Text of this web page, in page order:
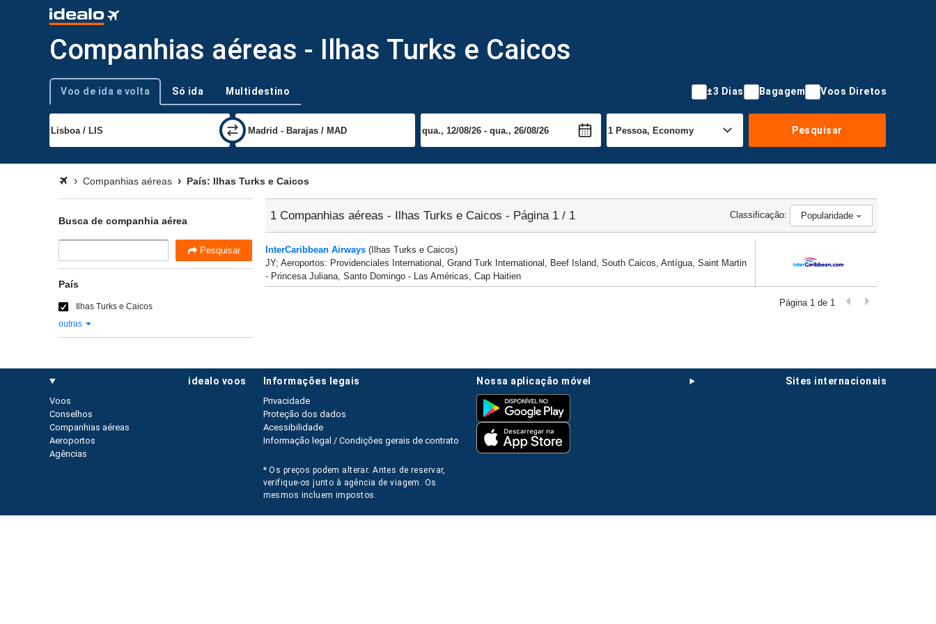
Companhias aéreas - Ilhas Turks e Caicos
Tipo de viagem
Voo de ida e volta Só ida Multidestino ±3 Dias Bagagem Voos Diretos
Pesquisar
Companhias aéreas País: Ilhas Turks e Caicos
Classificação: Popularidade
1 Companhias aéreas - Ilhas Turks e Caicos - Página 1 / 1
InterCaribbean Airways(Ilhas Turks e Caicos)
JY; Aeroportos: Providenciales International, Grand Turk International, Beef Island, South Caicos, Antígua, Saint Martin
- Princesa Juliana, Santo Domingo - Las Américas, Cap Haitien
Página 1 de 1
Busca de companhia aérea
Pesquisar
País
Ilhas Turks e Caicos
outras
idealo voos
Voos
Conselhos
Companhias aéreas
Aeroportos
Agências
sites internacionais
nossa aplicação móvel
informações legais
Privacidade
Proteção dos dados
Acessibilidade
Informação legal / Condições gerais de contrato
* Os preços podem alterar. Antes de reservar,
verifique-os junto à agência de viagem. Os
mesmos incluem impostos.